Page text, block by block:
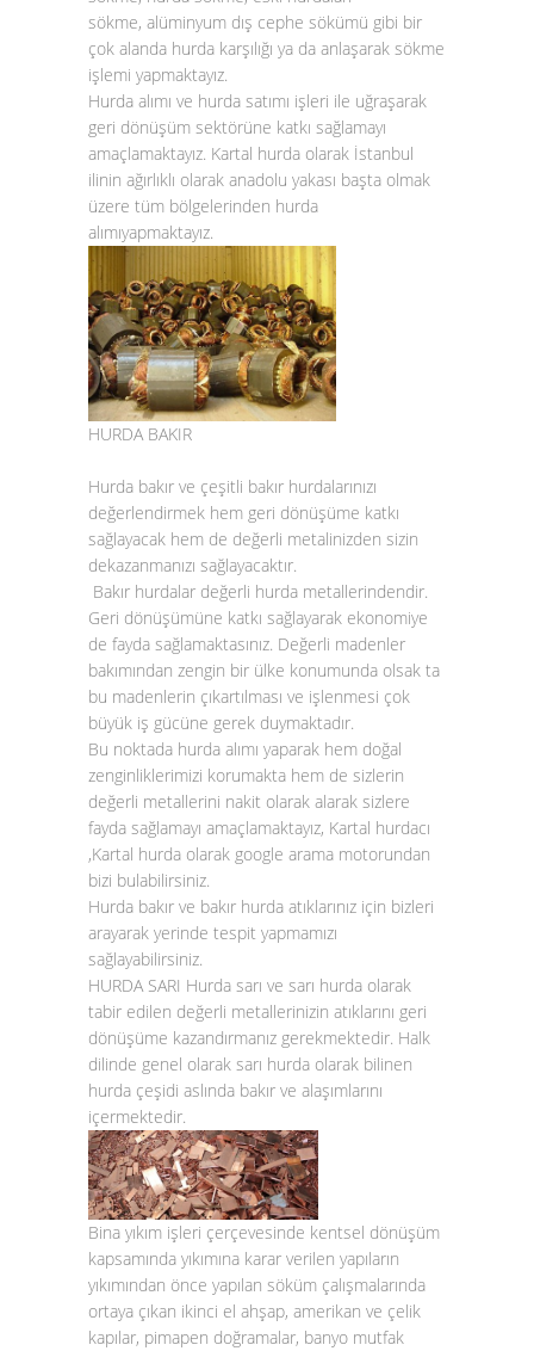
sökme, alüminyum dış cephe sökümü gibi bir
çok alanda hurda karşılığı ya da anlaşarak sökme
işlemi yapmaktayız.
Hurda alımı ve hurda satımı işleri ile uğraşarak
geri dönüşüm sektörüne katkı sağlamayı
amaçlamaktayız. Kartal hurda olarak İstanbul
ilinin ağırlıklı olarak anadolu yakası başta olmak
üzere tüm bölgelerinden hurda
alımıyapmaktayız.
HURDA BAKIR
Hurda bakır ve çeşitli bakır hurdalarınızı
değerlendirmek hem geri dönüşüme katkı
sağlayacak hem de değerli metalinizden sizin
dekazanmanızı sağlayacaktır.
Bakır hurdalar değerli hurda metallerindendir.
Geri dönüşümüne katkı sağlayarak ekonomiye
de fayda sağlamaktasınız. Değerli madenler
bakımından zengin bir ülke konumunda olsak ta
bu madenlerin çıkartılması ve işlenmesi çok
büyük iş gücüne gerek duymaktadır.
Bu noktada hurda alımı yaparak hem doğal
zenginliklerimizi korumakta hem de sizlerin
değerli metallerini nakit olarak alarak sizlere
fayda sağlamayı amaçlamaktayız, Kartal hurdacı
,Kartal hurda olarak google arama motorundan
bizi bulabilirsiniz.
Hurda bakır ve bakır hurda atıklarınız için bizleri
arayarak yerinde tespit yapmamızı
sağlayabilirsiniz.
HURDA SARI Hurda sarı ve sarı hurda olarak
tabir edilen değerli metallerinizin atıklarını geri
dönüşüme kazandırmanız gerekmektedir. Halk
dilinde genel olarak sarı hurda olarak bilinen
hurda çeşidi aslında bakır ve alaşımlarını
içermektedir.
Bina yıkım işleri çerçevesinde kentsel dönüşüm
kapsamında yıkımına karar verilen yapıların
yıkımından önce yapılan söküm çalışmalarında
ortaya çıkan ikinci el ahşap, amerikan ve çelik
kapılar, pimapen doğramalar, banyo mutfak